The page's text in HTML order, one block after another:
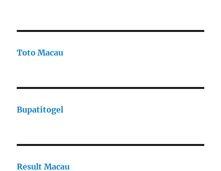
Toto Macau
Bupatitogel
Result Macau